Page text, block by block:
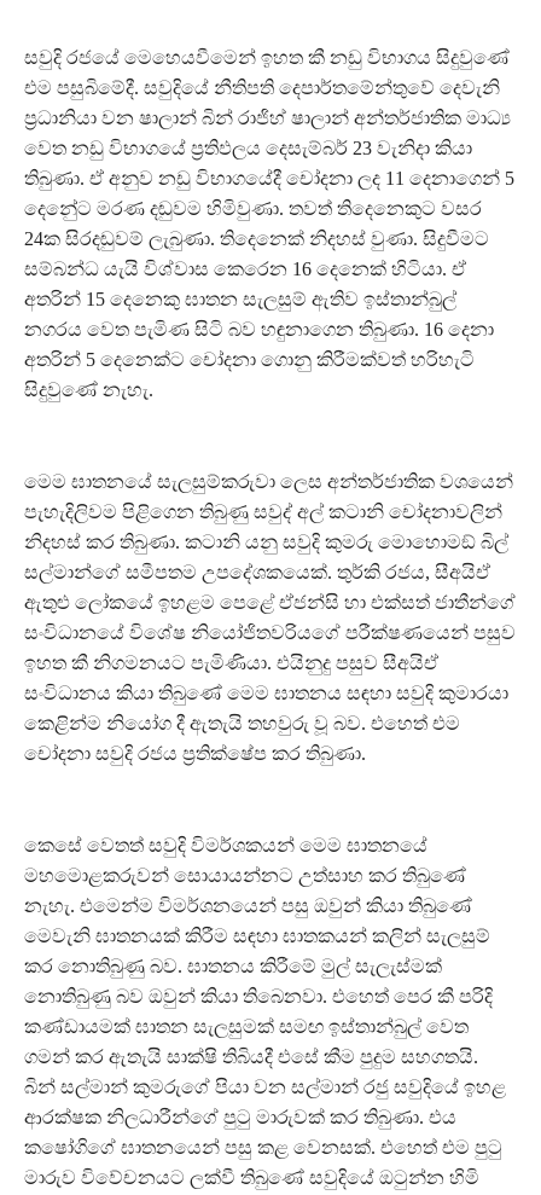
සවුදි රජයේ මෙහෙයවීමෙන් ඉහත කී නඩු විභාගය සිදුවුණේ
එම පසුබිමේදී. සවුදියේ නීතිපති දෙපාර්තමේන්තුවේ දෙවැනි
ප‍්‍රධානියා වන ෂාලාන් බින් රාජිහ් ෂාලාන් අන්තර්ජාතික මාධ්‍ය
වෙත නඩු විභාගයේ ප‍්‍රතිඵලය දෙසැම්බර් 23 වැනිදා කියා
තිබුණා. ඒ අනුව නඩු විභාගයේදී චෝදනා ලද 11 දෙනාගෙන් 5
දෙනෙු්ට මරණ දඬුවම හිමිවුණා. තවත් තිදෙනෙකුට වසර
24ක සිරදඬුවම් ලැබුණා. තිදෙනෙක් නිදහස් වුණා. සිදුවීමට
සම්බන්ධ යැයි විශ්වාස කෙරෙන 16 දෙනෙක් හිටියා. ඒ
අතරින් 15 දෙනෙකු ඝාතන සැලසුම් ඇතිව ඉස්තාන්බුල්
නගරය වෙත පැමිණ සිටි බව හඳුනාගෙන තිබුණා. 16 දෙනා
අතරින් 5 දෙනෙක්ට චෝදනා ගොනු කිරීමක්වත් හරිහැටි
සිදුවුණේ නැහැ.
මෙම ඝාතනයේ සැලසුම්කරුවා ලෙස අන්තර්ජාතික වශයෙන්
පැහැදිලිවම පිළිගෙන තිබුණු සවුද් අල් කටානි චෝදනාවලින්
නිදහස් කර තිබුණා. කටානි යනු සවුදි කුමරු මොහොමඞ් බිල්
සල්මාන්ගේ සමීපතම උපදේශකයෙක්. තුර්කි රජය, සීඅයිඒ
ඇතුළු ලෝකයේ ඉහළම පෙළේ ඒජන්සි හා එක්සත් ජාතීන්ගේ
සංවිධානයේ විශේෂ නියෝජිතවරියගේ පරීක්ෂණයෙන් පසුව
ඉහත කී නිගමනයට පැමිණියා. එයිනුදු පසුව සීඅයිඒ
සංවිධානය කියා තිබුණේ මෙම ඝාතනය සඳහා සවුදි කුමාරයා
කෙළින්ම නියෝග දී ඇතැයි තහවුරු වූ බව. එහෙත් එම
චෝදනා සවුදි රජය ප‍්‍රතික්ෂේප කර තිබුණා.
කෙසේ වෙතත් සවුදි විමර්ශකයන් මෙම ඝාතනයේ
මහමොළකරුවන් සොයායන්නට උත්සාහ කර තිබුණේ
නැහැ. එමෙන්ම විමර්ශනයෙන් පසු ඔවුන් කියා තිබුණේ
මෙවැනි ඝාතනයක් කිරීම සඳහා ඝාතකයන් කලින් සැලසුම්
කර නොතිබුණු බව. ඝාතනය කිරීමේ මුල් සැලැස්මක්
නොතිබුණු බව ඔවුන් කියා තිබෙනවා. එහෙත් පෙර කී පරිදි
කණ්ඩායමක් ඝාතන සැලසුමක් සමඟ ඉස්තාන්බුල් වෙත
ගමන් කර ඇතැයි සාක්ෂි තිබියදී එසේ කීම පුදුම සහගතයි.
බින් සල්මාන් කුමරුගේ පියා වන සල්මාන් රජු සවුදියේ ඉහළ
ආරක්ෂක නිලධාරීන්ගේ පුටු මාරුවක් කර තිබුණා. එය
කෂෝගිගේ ඝාතනයෙන් පසු කළ වෙනසක්. එහෙත් එම පුටු
මාරුව විවේචනයට ලක්වී තිබුණේ සවුදියේ ඔටුන්න හිමි